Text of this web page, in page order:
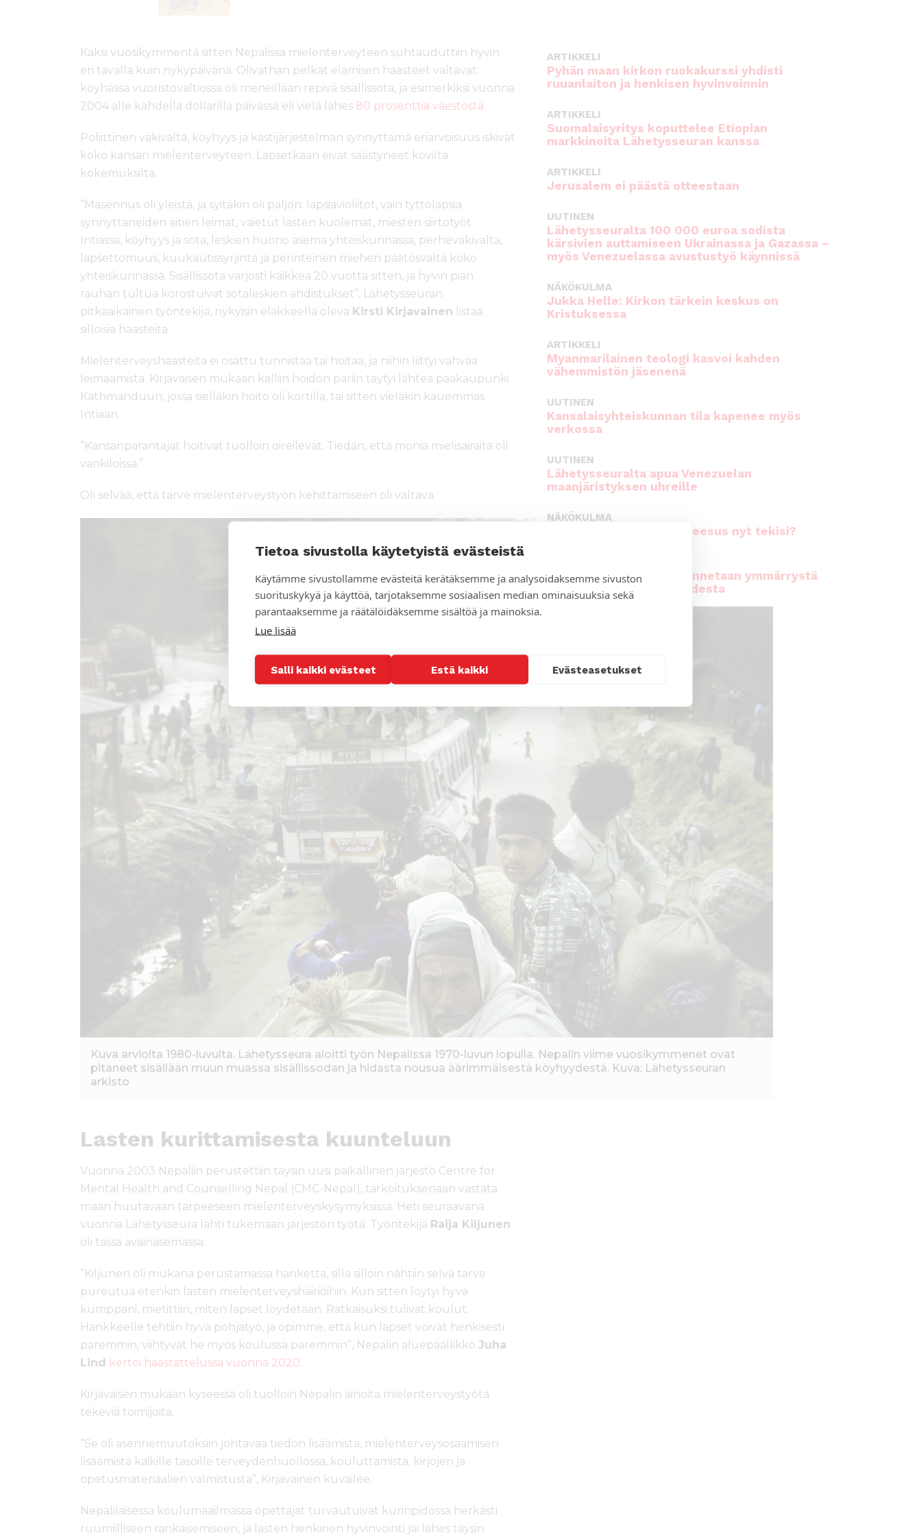
Tietoa sivustolla käytetyistä evästeistä
Käytämme sivustollamme evästeitä kerätäksemme ja analysoidaksemme sivuston
suorituskykyä ja käyttöä, tarjotaksemme sosiaalisen median ominaisuuksia sekä
parantaaksemme ja räätälöidäksemme sisältöä ja mainoksia.
Lue lisää
Salli kaikki evästeet Estä kaikki Evästeasetukset
Kaksi vuosikymmentä sitten Nepalissa mielenterveyteen suhtauduttiin hyvin
eri tavalla kuin nykypäivänä. Olivathan pelkät elämisen haasteet valtavat:
köyhässä vuoristovaltiossa oli meneillään repivä sisällissota, ja esimerkiksi vuonna
2004 alle kahdella dollarilla päivässä eli vielä lähes 80 prosenttia väestöstä.
Poliittinen väkivalta, köyhyys ja kastijärjestelmän synnyttämä eriarvoisuus iskivät
koko kansan mielenterveyteen. Lapsetkaan eivät säästyneet kovilta
kokemuksilta.
”Masennus oli yleistä, ja syitäkin oli paljon: lapsiavioliitot, vain tyttölapsia
synnyttäneiden äitien leimat, vaietut lasten kuolemat, miesten siirtotyöt
Intiassa, köyhyys ja sota, leskien huono asema yhteiskunnassa, perheväkivalta,
lapsettomuus, kuukautissyrjintä ja perinteinen miehen päätösvalta koko
yhteiskunnassa. Sisällissota varjosti kaikkea 20 vuotta sitten, ja hyvin pian
rauhan tultua korostuivat sotaleskien ahdistukset”, Lähetysseuran
pitkäaikainen työntekijä, nykyisin eläkkeellä oleva Kirsti Kirjavainen listaa
silloisia haasteita.
Mielenterveyshaasteita ei osattu tunnistaa tai hoitaa, ja niihin liittyi vahvaa
leimaamista. Kirjavaisen mukaan kalliin hoidon pariin täytyi lähteä pääkaupunki
Kathmanduun, jossa sielläkin hoito oli kortilla, tai sitten vieläkin kauemmas
Intiaan.
”Kansanparantajat hoitivat tuolloin oireilevat. Tiedän, että monia mielisairaita oli
vankiloissa.”
Oli selvää, että tarve mielenterveystyön kehittämiseen oli valtava.
Kuva arviolta 1980-luvulta. Lähetysseura aloitti työn Nepalissa 1970-luvun lopulla. Nepalin viime vuosikymmenet ovat
pitäneet sisällään muun muassa sisällissodan ja hidasta nousua äärimmäisestä köyhyydestä. Kuva: Lähetysseuran
arkisto
Lasten kurittamisesta kuunteluun
Vuonna 2003 Nepaliin perustettiin täysin uusi paikallinen järjestö Centre for
Mental Health and Counselling Nepal (CMC-Nepal), tarkoituksenaan vastata
maan huutavaan tarpeeseen mielenterveyskysymyksissä. Heti seuraavana
vuonna Lähetysseura lähti tukemaan järjestön työtä. Työntekijä Raija Kiljunen
oli tässä avainasemassa.
”Kiljunen oli mukana perustamassa hanketta, sillä silloin nähtiin selvä tarve
pureutua etenkin lasten mielenterveyshäiriöihin. Kun sitten löytyi hyvä
kumppani, mietittiin, miten lapset löydetään. Ratkaisuksi tulivat koulut.
Hankkeelle tehtiin hyvä pohjatyö, ja opimme, että kun lapset voivat henkisesti
paremmin, viihtyvät he myös koulussa paremmin”, Nepalin aluepäällikkö Juha
Lind kertoi haastattelussa vuonna 2020.
Kirjavaisen mukaan kyseessä oli tuolloin Nepalin ainoita mielenterveystyötä
tekeviä toimijoita.
”Se oli asennemuutoksiin johtavaa tiedon lisäämistä, mielenterveysosaamisen
lisäämistä kaikille tasoille terveydenhuollossa, kouluttamista, kirjojen ja
opetusmateriaalien valmistusta”, Kirjavainen kuvailee.
Nepalilaisessa koulumaailmassa opettajat turvautuivat kurinpidossa herkästi
ruumiilliseen rankaisemiseen, ja lasten henkinen hyvinvointi jäi lähes täysin
ARTIKKELI
Pyhän maan kirkon ruokakurssi yhdisti
ruuanlaiton ja henkisen hyvinvoinnin
ARTIKKELI
Suomalaisyritys koputtelee Etiopian
markkinoita Lähetysseuran kanssa
ARTIKKELI
Jerusalem ei päästä otteestaan
UUTINEN
Lähetysseuralta 100 000 euroa sodista
kärsivien auttamiseen Ukrainassa ja Gazassa –
myös Venezuelassa avustustyö käynnissä
NÄKÖKULMA
Jukka Helle: Kirkon tärkein keskus on
Kristuksessa
ARTIKKELI
Myanmarilainen teologi kasvoi kahden
vähemmistön jäsenenä
UUTINEN
Kansalaisyhteiskunnan tila kapenee myös
verkossa
UUTINEN
Lähetysseuralta apua Venezuelan
maanjäristyksen uhreille
NÄKÖKULMA
Pauliina Parhiala: Mitä Jeesus nyt tekisi?
Thaimaan kirkossa rakennetaan ymmärrystä
sukupuolen moninaisuudesta